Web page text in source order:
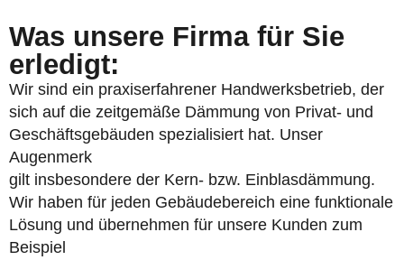
Was unsere Firma für Sie
erledigt:
Wir sind ein praxiserfahrener Handwerksbetrieb, der
sich auf die zeitgemäße Dämmung von Privat- und
Geschäftsgebäuden spezialisiert hat. Unser
Augenmerk
gilt insbesondere der Kern- bzw. Einblasdämmung.
Wir haben für jeden Gebäudebereich eine funktionale
Lösung und übernehmen für unsere Kunden zum
Beispiel